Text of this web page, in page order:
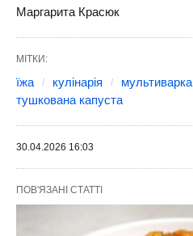
Маргарита Красюк
МІТКИ:
їжа кулінарія мультиварка
тушкована капуста
30.04.2026 16:03
ПОВ'ЯЗАНІ СТАТТІ